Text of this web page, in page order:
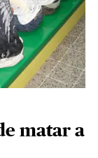
matar a